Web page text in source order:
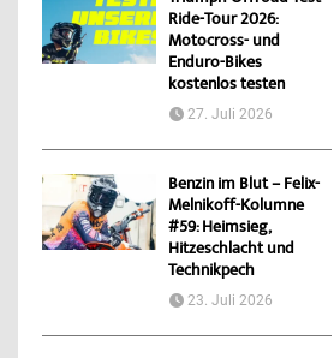
Ride-Tour 2026:
Motocross- und
Enduro-Bikes
kostenlos testen
27. Juli 2026
Benzin im Blut – Felix-
Melnikoff-Kolumne
#59: Heimsieg,
Hitzeschlacht und
Technikpech
23. Juli 2026